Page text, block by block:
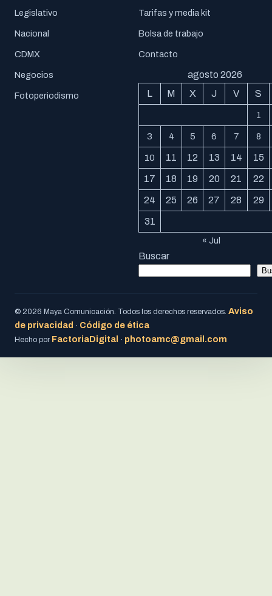
Legislativo
Nacional
CDMX
Negocios
Fotoperiodismo
Tarifas y media kit
Bolsa de trabajo
Contacto
agosto 2026
L
M X J V S
1
3 4 5 6 7 8
10 11 12 13 14 15
17 18 19 20 21 22
24 25 26 27 28 29
31
« Jul
Buscar
© 2026 Maya Comunicación. Todos los derechos reservados. Aviso
de privacidad · Código de ética
Hecho por FactoriaDigital · photoamc@gmail.com